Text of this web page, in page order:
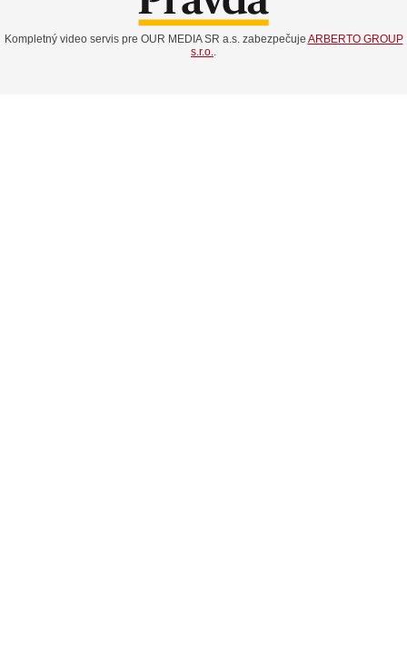
Kompletný video servis pre OUR MEDIA SR a.s. zabezpečuje ARBERTO GROUP
s.r.o..